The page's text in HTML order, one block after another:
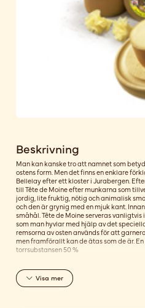
Beskrivning
Man kan kanske tro att namnet som
ostens form. Men det finns en enklare
Bellelay efter ett kloster i Jurabergen.
till Tête de Moine efter munkarna som
jordig, lite fruktig, nötig och animalisk
och den är grynig med en mjuk kant.
småhål. Tête de Moine serveras
som man hyvlar med hjälp av det
remsorna av osten används för att
men framförallt kan de ätas som de är.
torrsubstansen 50 %
Visamer